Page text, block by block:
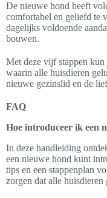
De nieuwe hond heeft
comfortabel en geliefd te
dagelijks voldoende
bouwen.
Met deze vijf stappen kun
waarin alle huisdieren
nieuwe gezinslid en de
FAQ
Hoe introduceer ik een
In deze handleiding
een nieuwe hond kunt
tips en een stappenplan
zorgen dat alle